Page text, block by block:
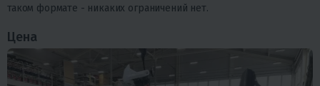
таком формате - никаких ограничений нет.
Цена